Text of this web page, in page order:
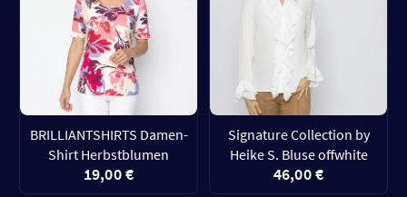
BRILLIANTSHIRTS Damen-
Shirt Herbstblumen
19,00 €
Signature Collection by
Heike S. Bluse offwhite
46,00 €